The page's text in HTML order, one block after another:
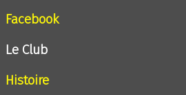
Facebook
Le Club
Histoire